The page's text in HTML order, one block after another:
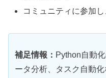
コミュニティに参加
補足情報： Python自動
ータ分析、タスク自動